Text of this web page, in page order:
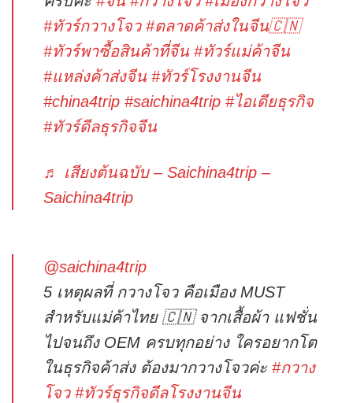
#ทัวร์กวางโจว #ตลาดค้าส่งในจีน🇨🇳
#ทัวร์พาซื้อสินค้าที่จีน #ทัวร์แม่ค้าจีน
#แหล่งค้าส่งจีน #ทัวร์โรงงานจีน
#china4trip #saichina4trip #ไอเดียธุรกิจ
#ทัวร์ดีลธุรกิจจีน
♬ เสียงต้นฉบับ – Saichina4trip –
Saichina4trip
@saichina4trip
5 เหตุผลที่ กวางโจว คือเมือง MUST
สำหรับแม่ค้าไทย 🇨🇳 จากเสื้อผ้า แฟชั่น
ไปจนถึง OEM ครบทุกอย่าง ใครอยากโต
ในธุรกิจค้าส่ง ต้องมากวางโจวค่ะ #กวาง
โจว #ทัวร์ธุรกิจดีลโรงงานจีน